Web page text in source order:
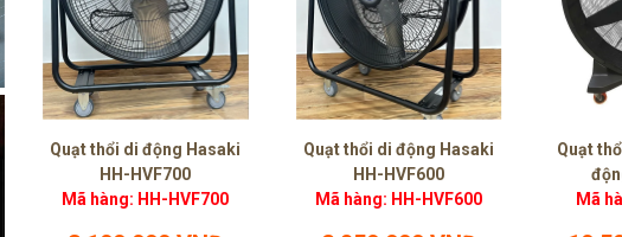
Quạt thổi di động Hasaki
HH-HVF700
Mã hàng: HH-HVF700
Quạt thổi di động Hasaki
HH-HVF600
Mã hàng: HH-HVF600
Quạt
Mã